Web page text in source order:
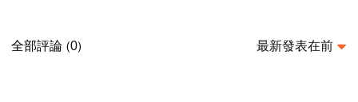
全部評論 (0) 最新發表在前